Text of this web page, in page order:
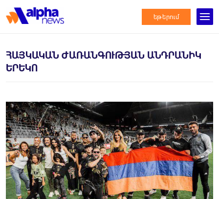
եթերում
ՀԱՅԿԱԿԱՆ ԺԱՌԱՆԳՈՒԹՅԱՆ ԱՆԴՐԱՆԻԿ
ԵՐԵԿՈ